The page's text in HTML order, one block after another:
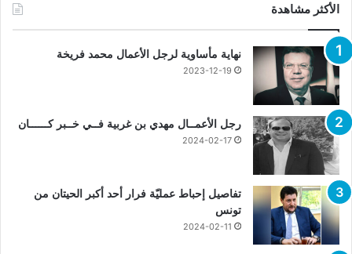
الأكثر مشاهدة
نهاية مأساوية لرجل الأعمال محمد فريخة
2023-12-19
رجل الأعمــال مهدي بن غربية فــي خــبر كــــــان
2024-02-17
تفاصيل إحباط عمليّة فرار أحد أكبر الحيتان من
تونس
2024-02-11